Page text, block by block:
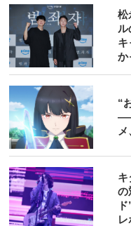
松
キ
か
“
キ
の
レ